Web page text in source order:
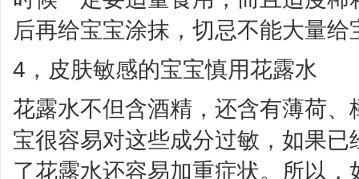
后再给宝宝涂抹，切忌不能大量
4，皮肤敏感的宝宝慎用花露水
花露水不但含酒精，还含有薄荷
宝很容易对这些成分过敏，如果
了花露水还容易加重症状。所以